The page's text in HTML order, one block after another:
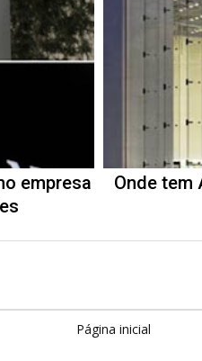
empresa
Onde tem
Página inicial